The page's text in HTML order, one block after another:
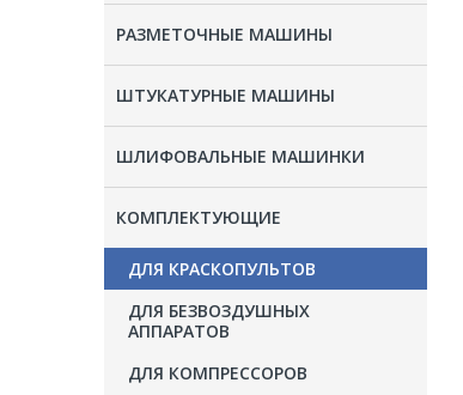
РАЗМЕТОЧНЫЕ МАШИНЫ
ШТУКАТУРНЫЕ МАШИНЫ
ШЛИФОВАЛЬНЫЕ МАШИНКИ
КОМПЛЕКТУЮЩИЕ
ДЛЯ КРАСКОПУЛЬТОВ
ДЛЯ БЕЗВОЗДУШНЫХ
АППАРАТОВ
ДЛЯ КОМПРЕССОРОВ